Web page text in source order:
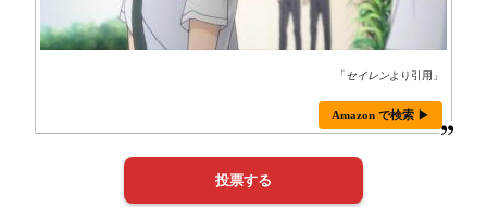
「セイレンより引用」
Amazon で検索 ▶